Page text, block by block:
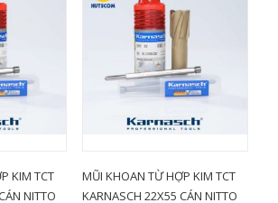
KIM TCT
NITTO
MŨI KHOAN TỪ HỢP KIM TCT
KARNASCH 22X55 CÁN NITTO